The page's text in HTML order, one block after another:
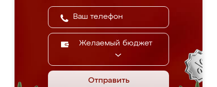
Желаемый бюджет
Отправить